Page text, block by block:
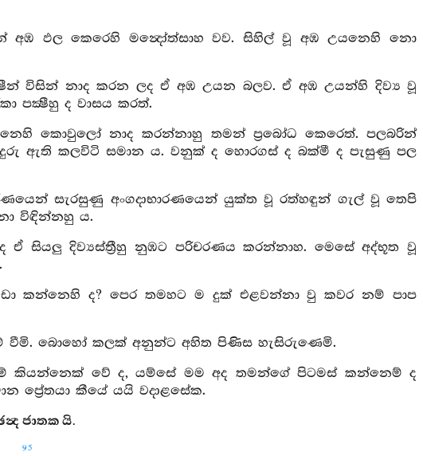
අඹ ඵල කෙරෙහි මන්‍දෝත්සාහ වව. සිහිල් වූ අඹ උයනෙහි නො
විසින් නාද කරන ලද ඒ අඹ උයන බලව. ඒ අඹ උයන්හි දිව්‍ය වූ
පක්‍ෂීහු ද වාසය කරත්.
කොවුලෝ නාද කරන්නාහු තමන් ප්‍රබෝධ කෙරෙත්. පලබරින්
ඇති කලවිටි සමාන ය. වනුක් ද හොරගස් ද බක්මී ද පැසුණු පල
සැරසුණු අංගදාභාරණයෙන් යුක්ත වූ රත්හඳුන් ගැල් වූ තෙපි
විඳින්නහු ය.
ඒ සියලු දිව්‍යස්ත්‍රීහු නුඹට පරිචරණය කරන්නාහ. මෙසේ අද්භූත වූ
කන්නෙහි ද? පෙර තමහට ම දුක් එළවන්නා වු කවර නම් පාප
වීමි. බොහෝ කලක් අනුන්ට අහිත පිණිස හැසිරුණෙමි.
කියන්නෙක් වේ ද, යම්සේ මම අද තමන්ගේ පිටමස් කන්නෙම් ද
ප්‍රේතයා කීයේ යයි වදාළසේක.
ජාතක යි.
95